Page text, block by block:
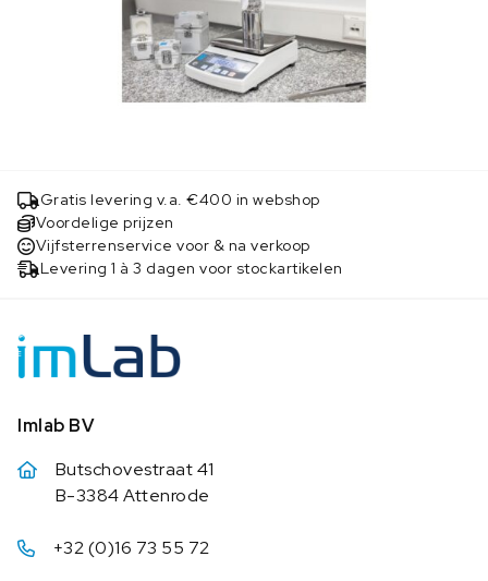
Gratis levering v.a. €400 in webshop
Voordelige prijzen
Vijfsterrenservice voor & na verkoop
Levering 1 à 3 dagen voor stockartikelen
Imlab BV
Butschovestraat 41
B-3384 Attenrode
+32 (0)16 73 55 72